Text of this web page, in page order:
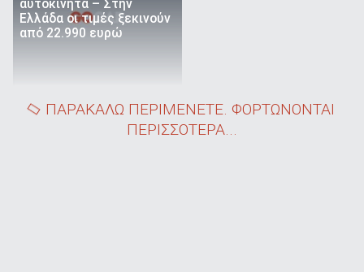
αυτοκίνητα – Στην
Ελλάδα οι τιμές ξεκινούν
από 22.990 ευρώ
ΠΑΡΑΚΑΛΩ ΠΕΡΙΜΕΝΕΤΕ. ΦΟΡΤΩΝΟΝΤΑΙ
ΠΕΡΙΣΣΟΤΕΡΑ...